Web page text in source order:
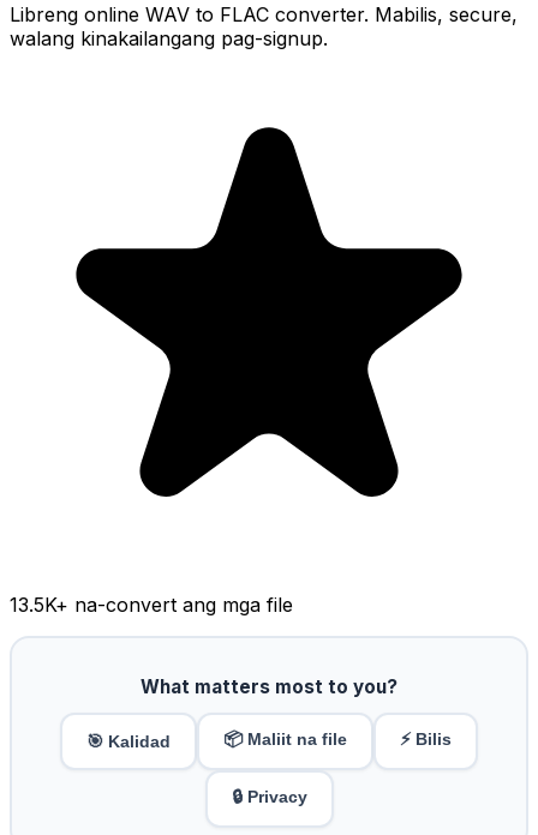
Libreng online WAV to FLAC converter. Mabilis, secure,
walang kinakailangang pag-signup.
13.5K+ na-convert ang mga file
What matters most to you?
🎯 Kalidad 📦 Maliit na file ⚡ Bilis
🔒 Privacy